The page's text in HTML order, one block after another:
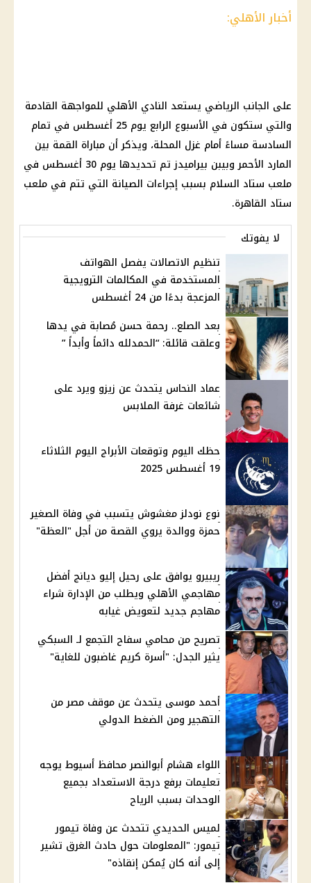
أخبار الأهلي:
على الجانب الرياضي يستعد النادي الأهلي للمواجهة القادمة
والتي ستكون في الأسبوع الرابع يوم 25 أغسطس في تمام
السادسة مساءً أمام غزل المحلة، ويذكر أن مباراة القمة بين
المارد الأحمر وبيبن بيراميدز تم تحديدها يوم 30 أغسطس في
ملعب ستاد السلام بسبب إجراءات الصيانة التي تتم في ملعب
ستاد القاهرة.
لا يفوتك
تنظيم الاتصالات يفصل الهواتف
المستخدمة في المكالمات الترويجية
المزعجة بدءًا من 24 أغسطس
بعد الصلع.. رحمة حسن مُصابة في يدها
وعلقت قائلة: “الحمدلله دائماً وأبداً ”
عماد النحاس يتحدث عن زيزو ويرد على
شائعات غرفة الملابس
حظك اليوم وتوقعات الأبراج اليوم الثلاثاء
19 أغسطس 2025
نوع نودلز مغشوش يتسبب في وفاة الصغير
حمزة ووالدة يروي القصة من أجل "العظة"
ريبيرو يوافق على رحيل إليو ديانج أفضل
مهاجمي الأهلي ويطلب من الإدارة شراء
مهاجم جديد لتعويض غيابه
تصريح من محامي سفاح التجمع لـ السبكي
يثير الجدل: "أسرة كريم غاضبون للغاية"
أحمد موسى يتحدث عن موقف مصر من
التهجير ومن الضغط الدولي
اللواء هشام أبوالنصر محافظ أسيوط يوجه
تعليمات برفع درجة الاستعداد بجميع
الوحدات بسبب الرياح
لميس الحديدي تتحدث عن وفاة تيمور
تيمور: "المعلومات حول حادث الغرق تشير
إلى أنه كان يُمكن إنقاذه"